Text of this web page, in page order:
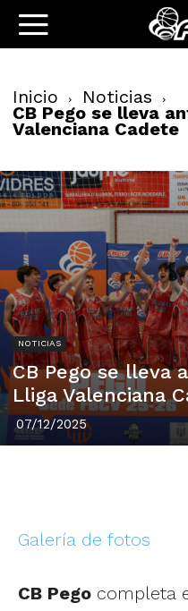
Inicio Noticias
CB Pego se lleva
Valenciana Cadete
NOTICIAS
CB Pego se lleva
Lliga Valenciana
07/12/2025
Galería de fotos
CB Pego completa